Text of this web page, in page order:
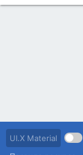
UI.X Material